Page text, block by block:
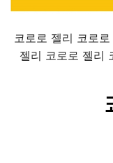
코로로 젤리 코로
젤리 코로로 젤리